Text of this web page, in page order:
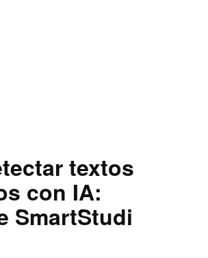
textos
con IA:
SmartStudi